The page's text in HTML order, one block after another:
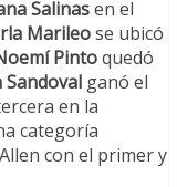
Salinasen el
Marileose ubicó
Pintoquedó
Sandoval ganó el
en la
categoría
con el primer y